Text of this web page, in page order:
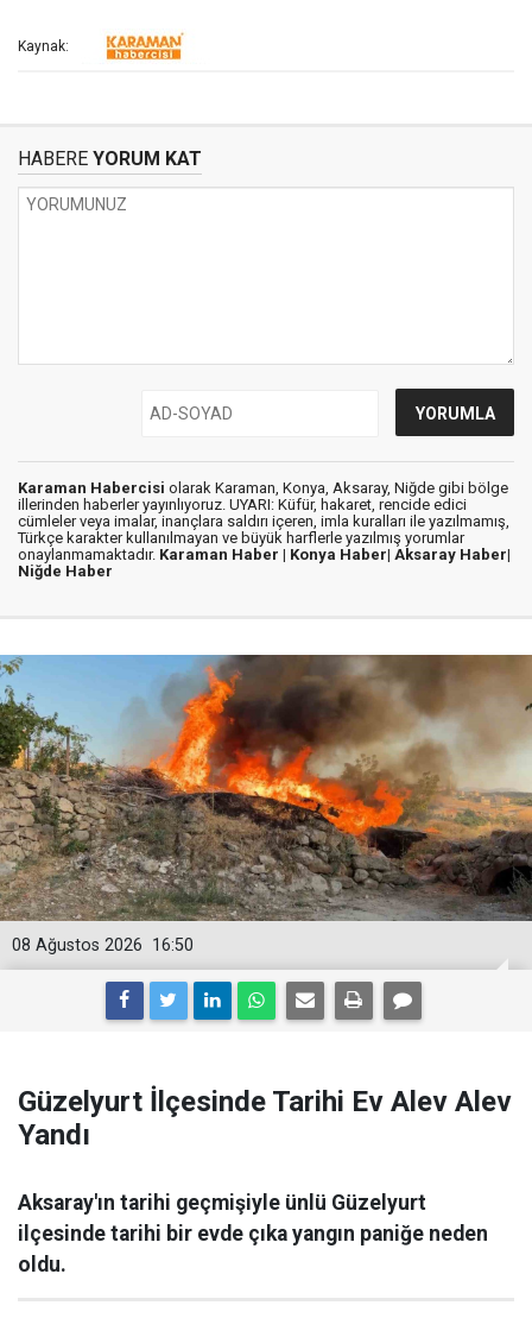
Kaynak:
HABERE YORUM KAT
Karaman Habercisi olarak Karaman, Konya, Aksaray, Niğde gibi bölge
illerinden haberler yayınlıyoruz. UYARI: Küfür, hakaret, rencide edici
cümleler veya imalar, inançlara saldırı içeren, imla kuralları ile yazılmamış,
Türkçe karakter kullanılmayan ve büyük harflerle yazılmış yorumlar
onaylanmamaktadır. Karaman Haber | Konya Haber| Aksaray Haber|
Niğde Haber
16:50
08 Ağustos 2026
Güzelyurt İlçesinde Tarihi Ev Alev Alev
Yandı
Aksaray'ın tarihi geçmişiyle ünlü Güzelyurt
ilçesinde tarihi bir evde çıka yangın paniğe neden
oldu.